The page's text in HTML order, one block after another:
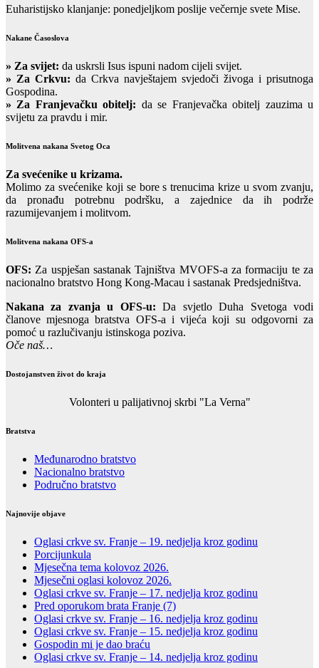
Euharistijsko klanjanje: ponedjeljkom poslije večernje svete Mise.
Nakane Časoslova
» Za svijet: da uskrsli Isus ispuni nadom cijeli svijet.
» Za Crkvu: da Crkva navještajem svjedoči živoga i prisutnoga
Gospodina.
» Za Franjevačku obitelj: da se Franjevačka obitelj zauzima u
svijetu za pravdu i mir.
Molitvena nakana Svetog Oca
Za svećenike u krizama.
Molimo za svećenike koji se bore s trenucima krize u svom zvanju,
da pronađu potrebnu podršku, a zajednice da ih podrže
razumijevanjem i molitvom.
Molitvena nakana OFS-a
OFS: Za uspješan sastanak Tajništva MVOFS-a za formaciju te za
nacionalno bratstvo Hong Kong-Macau i sastanak Predsjedništva.
Nakana za zvanja u OFS-u: Da svjetlo Duha Svetoga vodi
članove mjesnoga bratstva OFS-a i vijeća koji su odgovorni za
pomoć u razlučivanju istinskoga poziva.
Oče naš…
Dostojanstven život do kraja
Volonteri u palijativnoj skrbi "La Verna"
Bratstva
Međunarodno bratstvo
Nacionalno bratstvo
Područno bratstvo
Najnovije objave
Oglasi crkve sv. Franje – 19. nedjelja kroz godinu
Porcijunkula
Mjesečna tema kolovoz 2026.
Mjesečni oglasi kolovoz 2026.
Oglasi crkve sv. Franje – 17. nedjelja kroz godinu
Pred oporukom brata Franje (7)
Oglasi crkve sv. Franje – 16. nedjelja kroz godinu
Oglasi crkve sv. Franje – 15. nedjelja kroz godinu
Gospodin mi je dao braću
Oglasi crkve sv. Franje – 14. nedjelja kroz godinu